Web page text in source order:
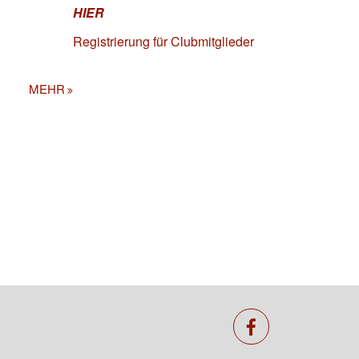
HIER
Registrierung für Clubmitglieder
MEHR
facebook